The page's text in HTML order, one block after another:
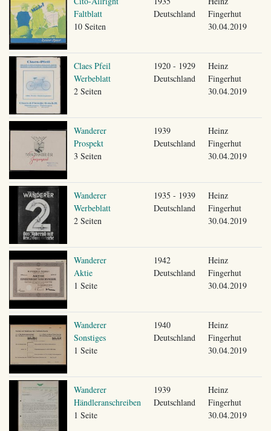
Faltblatt
10 Seiten
Deutschland
Fingerhut
30.04.2019
Claes Pfeil
Werbeblatt
2 Seiten
1920 - 1929
Deutschland
Heinz
Fingerhut
30.04.2019
Wanderer
Prospekt
3 Seiten
1939
Deutschland
Heinz
Fingerhut
30.04.2019
Wanderer
Werbeblatt
2 Seiten
1935 - 1939
Deutschland
Heinz
Fingerhut
30.04.2019
Wanderer
Aktie
1 Seite
1942
Deutschland
Heinz
Fingerhut
30.04.2019
Wanderer
Sonstiges
1 Seite
1940
Deutschland
Heinz
Fingerhut
30.04.2019
Wanderer
Händleranschreiben
1 Seite
1939
Deutschland
Heinz
Fingerhut
30.04.2019